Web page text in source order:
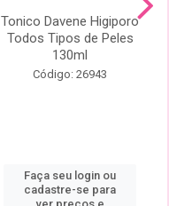
Tonico Davene Higiporo
Todos Tipos de Peles
130ml
Código: 26943
Faça seu login ou
cadastre-se para